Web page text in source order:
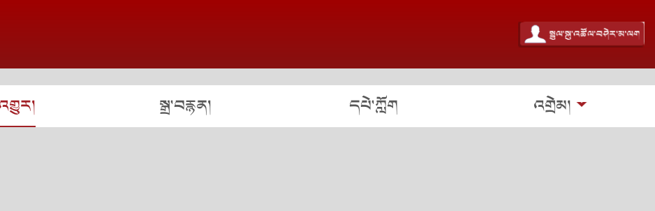
སྒྲ་བརྙན། དཔེ་ཀློག འགྲེམ།